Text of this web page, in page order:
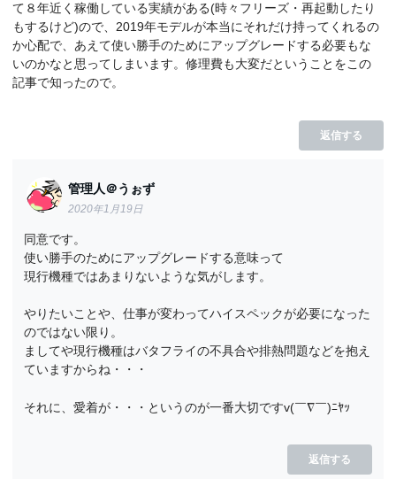
て８年近く稼働している実績がある(時々フリーズ・再起動したり
もするけど)ので、2019年モデルが本当にそれだけ持ってくれるの
か心配で、あえて使い勝手のためにアップグレードする必要もな
いのかなと思ってしまいます。修理費も大変だということをこの
記事で知ったので。
返信する
管理人＠うぉず
2020年1月19日
同意です。
使い勝手のためにアップグレードする意味って
現行機種ではあまりないような気がします。
やりたいことや、仕事が変わってハイスペックが必要になった
のではない限り。
ましてや現行機種はバタフライの不具合や排熱問題などを抱え
ていますからね・・・
それに、愛着が・・・というのが一番大切ですv(￣∇￣)ﾆﾔｯ
返信する